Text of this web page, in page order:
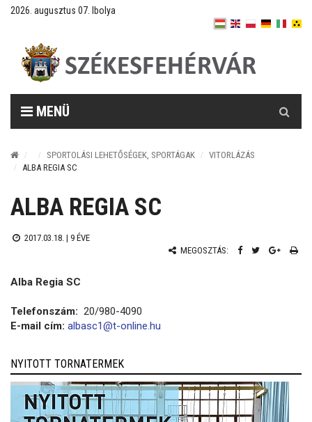
2026. augusztus 07. Ibolya
MENÜ
SPORTOLÁSI LEHETŐSÉGEK, SPORTÁGAK
VITORLÁZÁS
ALBA REGIA SC
ALBA REGIA SC
2017.03.18. | 9 ÉVE
MEGOSZTÁS:
Alba Regia SC
Telefonszám: 20/980-4090
E-mail cím: albasc1@t-online.hu
NYITOTT TORNATERMEK